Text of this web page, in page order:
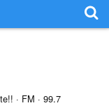
· FM · 99.7